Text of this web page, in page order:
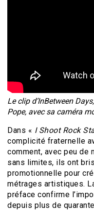
Le clip d’InBetween
Pope, avec sa caméra
Dans « I Shoot Rock
complicité fraternelle
comment, avec peu de
sans limites, ils ont
promotionnelle pour
métrages artistiques.
préface confirme
depuis plus de